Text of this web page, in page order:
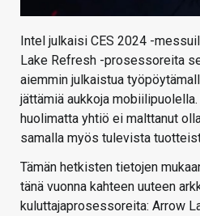
Intel julkaisi CES 2024 -
Lake Refresh -prosessoreita
aiemmin julkaistua
jättämiä aukkoja
huolimatta yhtiö ei malttanut
samalla myös tulevista
Tämän hetkisten tietojen
tänä vuonna kahteen uuteen
kuluttajaprosessoreita: Arrow